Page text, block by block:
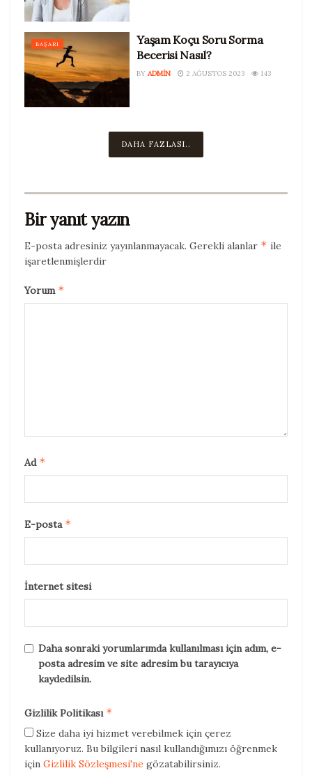
BAŞARI
Yaşam Koçu Soru Sorma
Becerisi Nasıl?
BY ADMIN 2 AĞUSTOS 2023 143
DAHA FAZLASI..
Bir yanıt yazın
E-posta adresiniz yayınlanmayacak. Gerekli alanlar * ile
işaretlenmişlerdir
Yorum *
Ad *
E-posta *
İnternet sitesi
Daha sonraki yorumlarımda kullanılması için adım, e-
posta adresim ve site adresim bu tarayıcıya
kaydedilsin.
Gizlilik Politikası *
Size daha iyi hizmet verebilmek için çerez
kullanıyoruz. Bu bilgileri nasıl kullandığımızı öğrenmek
için Gizlilik Sözleşmesi'ne gözatabilirsiniz.